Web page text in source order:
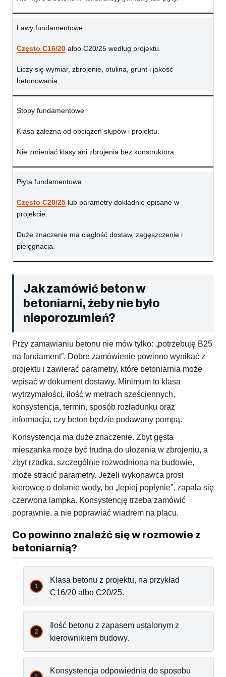
Ławy fundamentowe
Często C16/20 albo C20/25 według projektu.
Liczy się wymiar, zbrojenie, otulina, grunt i jakość
betonowania.
Stopy fundamentowe
Klasa zależna od obciążeń słupów i projektu.
Nie zmieniać klasy ani zbrojenia bez konstruktora.
Płyta fundamentowa
Często C20/25 lub parametry dokładnie opisane w
projekcie.
Duże znaczenie ma ciągłość dostaw, zagęszczenie i
pielęgnacja.
Jak zamówić beton w
betoniarni, żeby nie było
nieporozumień?
Przy zamawianiu betonu nie mów tylko: „potrzebuję B25
na fundament”. Dobre zamówienie powinno wynikać z
projektu i zawierać parametry, które betoniarnia może
wpisać w dokument dostawy. Minimum to klasa
wytrzymałości, ilość w metrach sześciennych,
konsystencja, termin, sposób rozładunku oraz
informacja, czy beton będzie podawany pompą.
Konsystencja ma duże znaczenie. Zbyt gęsta
mieszanka może być trudna do ułożenia w zbrojeniu, a
zbyt rzadka, szczególnie rozwodniona na budowie,
może stracić parametry. Jeżeli wykonawca prosi
kierowcę o dolanie wody, bo „lepiej popłynie”, zapala się
czerwona lampka. Konsystencję trzeba zamówić
poprawnie, a nie poprawiać wiadrem na placu.
Co powinno znaleźć się w rozmowie z
betoniarnią?
Klasa betonu z projektu, na przykład
C16/20 albo C20/25.
Ilość betonu z zapasem ustalonym z
kierownikiem budowy.
Konsystencja odpowiednia do sposobu